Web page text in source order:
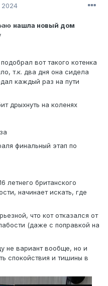
2024
нашла новый дом
вот такого котенка
т.к. два дня она сидела
каждый раз на пути
дрыхнуть на коленях
финальный этап по
летнего британского
начинает искать, где
что кот отказался от
(даже с поправкой на
не вариант вообще, но и
спокойствия и тишины в